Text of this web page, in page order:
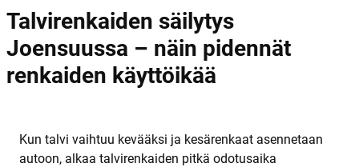
Talvirenkaiden säilytys
Joensuussa – näin pidennät
renkaiden käyttöikää
Kun talvi vaihtuu kevääksi ja kesärenkaat asennetaan
autoon, alkaa talvirenkaiden pitkä odotusaika